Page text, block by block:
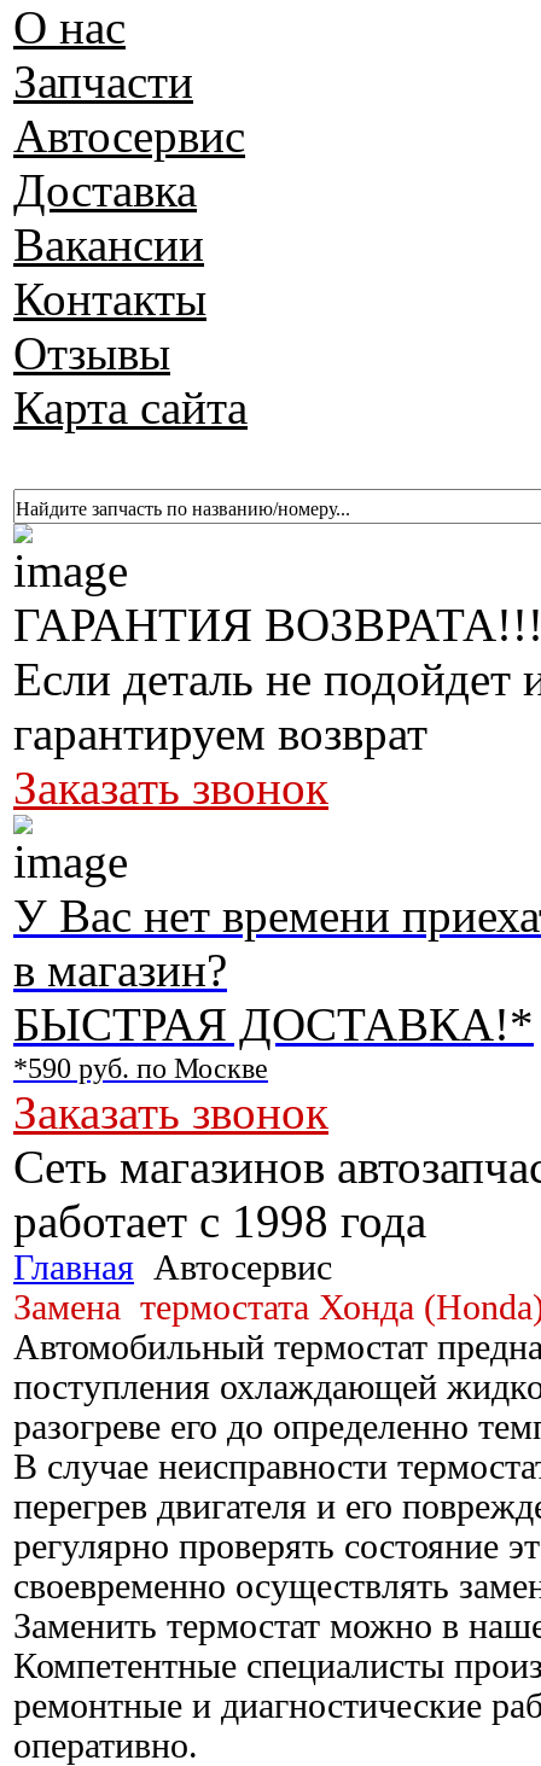
О нас
Запчасти
Автосервис
Доставка
Вакансии
Контакты
Отзывы
Карта сайта
ГАРАНТИЯ
Если деталь не
гарантируем возврат
Заказать звонок
У Вас нет времени
в магазин?
БЫСТРАЯ ДОСТАВКА!*
*590 руб. по Москве
Заказать звонок
Сеть магазинов
работает с 1998
Главная Автосервис
Замена термостата Хонда
Автомобильный термостат
поступления охлаждающей
разогреве его до определенно
В случае неисправности
перегрев двигателя и его
регулярно проверять состояние
своевременно осуществлять
Заменить термостат можно в
Компетентные специалисты
ремонтные и диагностические
оперативно.